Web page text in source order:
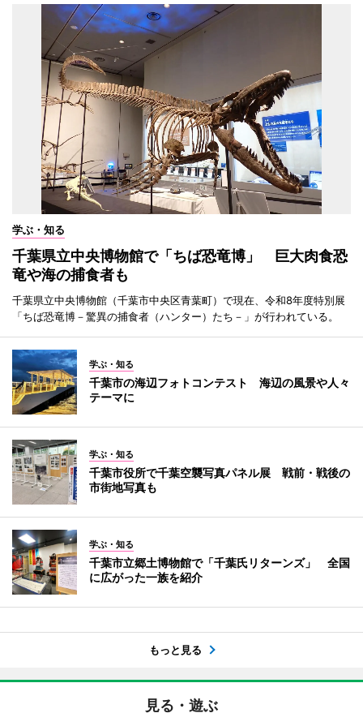
学ぶ・知る
千葉県立中央博物館で「ちば恐竜博」 巨大肉食恐
竜や海の捕食者も
千葉県立中央博物館（千葉市中央区青葉町）で現在、令和8年度特別展
「ちば恐竜博－驚異の捕食者（ハンター）たち－」が行われている。
学ぶ・知る
千葉市の海辺フォトコンテスト 海辺の風景や人々
テーマに
学ぶ・知る
千葉市役所で千葉空襲写真パネル展 戦前・戦後の
市街地写真も
学ぶ・知る
千葉市立郷土博物館で「千葉氏リターンズ」 全国
に広がった一族を紹介
もっと見る
見る・遊ぶ